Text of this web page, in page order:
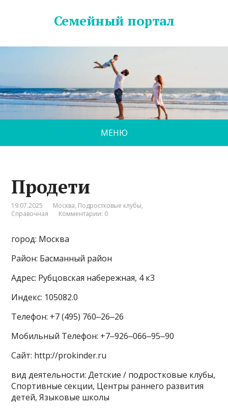
Семейный портал
МЕНЮ
Продети
19.07.2025 Москва, Подростковые клубы,
Справочная
Комментарии: 0
город: Москва
Район: Басманный район
Адрес: Рубцовская набережная, 4 к3
Индекс: 105082.0
Телефон: +7 (495) 760‒26‒26
Мобильный Телефон: +7‒926‒066‒95‒90
Сайт: http://prokinder.ru
вид деятельности: Детские / подростковые клубы,
Спортивные секции, Центры раннего развития
детей, Языковые школы